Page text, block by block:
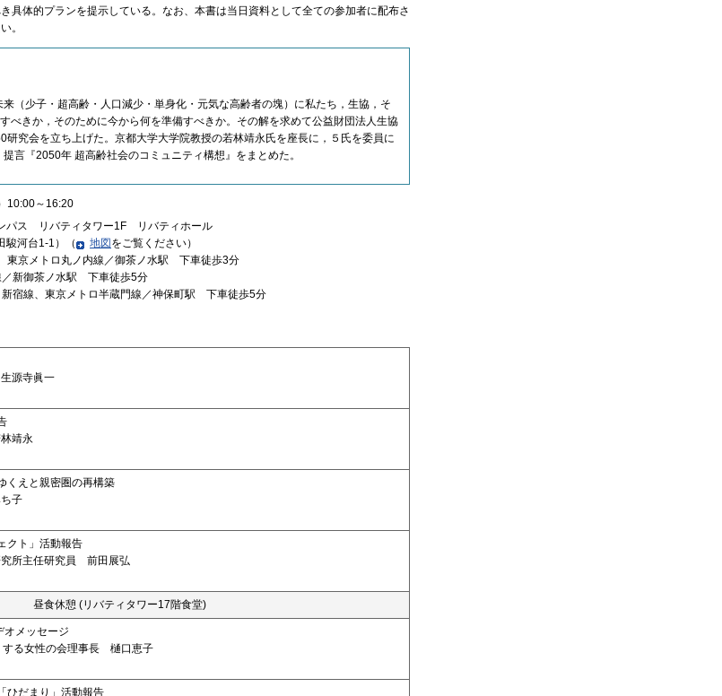
具体的プランを提示している。なお、本書は当日資料として全ての参加者に配布さ
。
（少子・超高齢・人口減少・単身化・元気な高齢者の塊）に私たち，生協，そ
べきか，そのために今から何を準備すべきか。その解を求めて公益財団法人生協
究会を立ち上げた。京都大学大学院教授の若林靖永氏を座長に，５氏を委員に
言『2050年 超高齢社会のコミュニティ構想』をまとめた。
10:00～16:20
パス リバティタワー1F リバティホール
駿河台1-1）（
地図 をご覧ください）
東京メトロ丸ノ内線／御茶ノ水駅 下車徒歩3分
／新御茶ノ水駅 下車徒歩5分
宿線、東京メトロ半蔵門線／神保町駅 下車徒歩5分
源寺眞一
靖永
えと親密圏の再構築
子
クト」活動報告
所主任研究員 前田展弘
昼食休憩 (リバティタワー17階食堂)
オメッセージ
る女性の会理事長 樋口恵子
だまり」活動報告